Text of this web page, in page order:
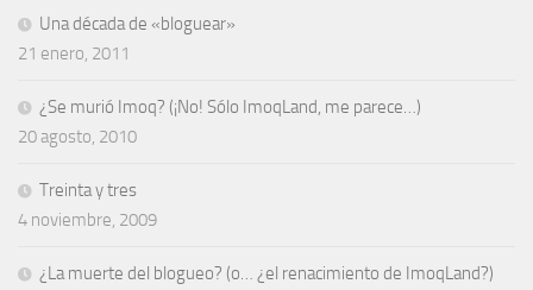
Una década de «bloguear»
21 enero, 2011
¿Se murió Imoq? (¡No! Sólo ImoqLand, me parece…)
20 agosto, 2010
Treinta y tres
4 noviembre, 2009
¿La muerte del blogueo? (o… ¿el renacimiento de ImoqLand?)